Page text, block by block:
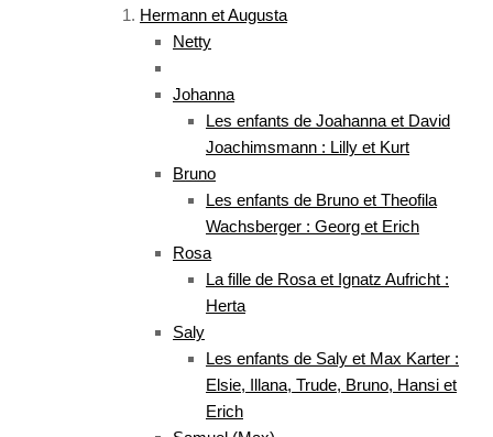
Hermann et Augusta
Netty
Johanna
Les enfants de Joahanna et David
Joachimsmann : Lilly et Kurt
Bruno
Les enfants de Bruno et Theofila
Wachsberger : Georg et Erich
Rosa
La fille de Rosa et Ignatz Aufricht :
Herta
Saly
Les enfants de Saly et Max Karter :
Elsie, Illana, Trude, Bruno, Hansi et
Erich